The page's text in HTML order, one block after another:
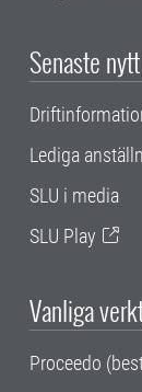
Senaste
Lediga
SLU i media
SLU Play
Vanliga
Proceedo